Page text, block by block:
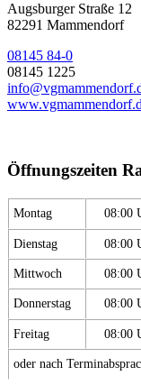
Augsburger Straße 12
82291 Mammendorf
08145 84-0
08145 1225
Öffnungszeiten
Montag 08:00
Dienstag 08:00
Mittwoch 08:00
Donnerstag 08:00
Freitag 08:00
oder nach